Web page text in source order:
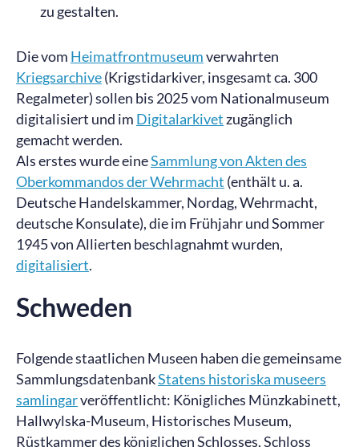
zu gestalten.
Die vom Heimatfrontmuseumverwahrten
Kriegsarchive(Krigstidarkiver, insgesamt ca. 300
Regalmeter) sollen bis 2025 vom Nationalmuseum
digitalisiert und im Digitalarkivet zugänglich
gemacht werden.
Als erstes wurde eineSammlung von Akten des
Oberkommandos der Wehrmacht (enthält u. a.
Deutsche Handelskammer, Nordag, Wehrmacht,
deutsche Konsulate), die im Frühjahr und Sommer
1945 von Allierten beschlagnahmt wurden,
digitalisiert.
Schweden
Folgende staatlichen Museen haben die gemeinsame
SammlungsdatenbankStatens historiska museers
samlingarveröffentlicht: Königliches Münzkabinett,
Hallwylska-Museum, Historisches Museum,
Rüstkammer des königlichen Schlosses, Schloss